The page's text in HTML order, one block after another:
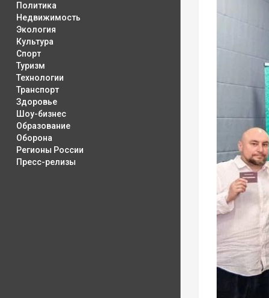
Политика
Недвижимость
Экология
Культура
Спорт
Туризм
Технологии
Транспорт
Здоровье
Шоу-бизнес
Образование
Оборона
Регионы России
Пресс-релизы